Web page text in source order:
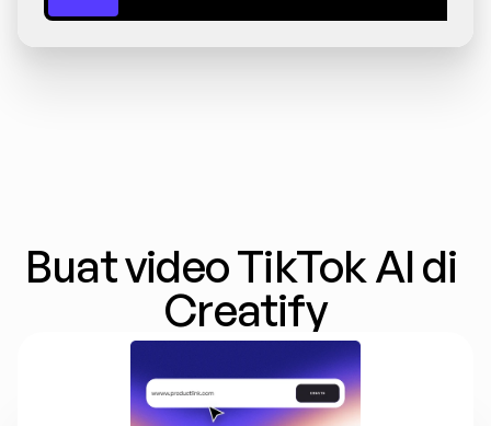
Buat video TikTok AI di
Creatify